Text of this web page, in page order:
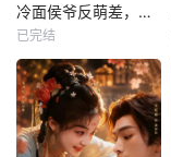
冷面侯爷反萌差，独宠作精继室啦
已完结